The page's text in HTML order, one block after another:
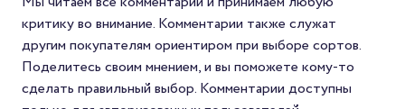
покупателей —
попробовать редкий
который редко
в массовой продаже.
критику во внимание. Комментарии также служат
другим покупателям ориентиром при выборе сортов.
Поделитесь своим мнением, и вы поможете кому-то
сделать правильный выбор. Комментарии доступны